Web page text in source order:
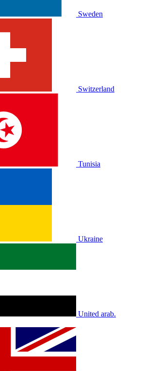
Sweden
Switzerland
Tunisia
Ukraine
United arab.